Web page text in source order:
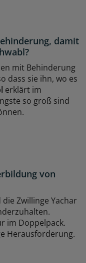
damit
mit Behinderung
dass sie ihn, wo es
erklärt im
so groß sind
von
Zwillinge Yachar
im Doppelpack.
Herausforderung.